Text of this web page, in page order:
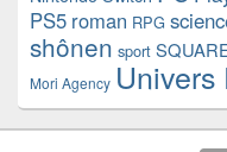
PS5 roman RPG
shônen sport
Mori Agency Univers